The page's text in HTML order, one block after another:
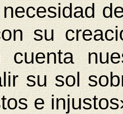
su
cuenta
su sol
e